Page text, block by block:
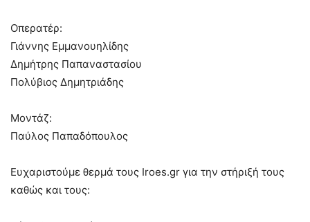
Οπερατέρ:
Γιάννης Εμμανουηλίδης
Δημήτρης Παπαναστασίου
Πολύβιος Δημητριάδης
Μοντάζ:
Παύλος Παπαδόπουλος
Ευχαριστούμε θερμά τους Iroes.gr για την στήριξή τους
καθώς και τους: